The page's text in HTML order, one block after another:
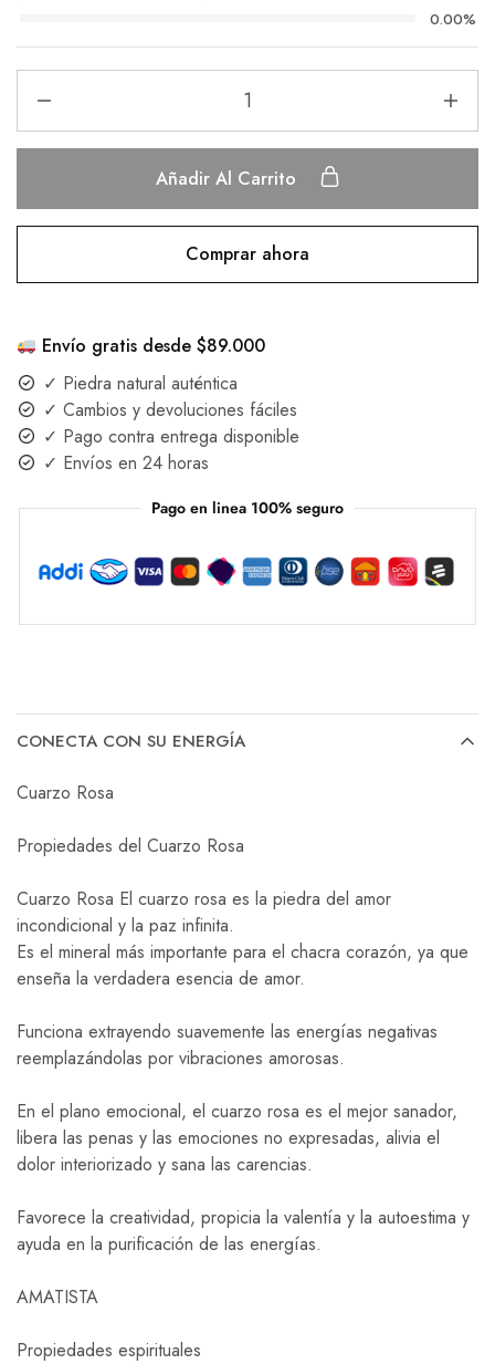
0.00%
Añadir Al Carrito
Comprar ahora
Envío gratis desde $89.000
✓ Piedra natural auténtica
✓ Cambios y devoluciones fáciles
✓ Pago contra entrega disponible
✓ Envíos en 24 horas
Pago en linea 100% seguro
CONECTA CON SU ENERGÍA
Cuarzo Rosa
Propiedades del Cuarzo Rosa
Cuarzo Rosa El cuarzo rosa es la piedra del amor
incondicional y la paz infinita.
Es el mineral más importante para el chacra corazón, ya que
enseña la verdadera esencia de amor.
Funciona extrayendo suavemente las energías negativas
reemplazándolas por vibraciones amorosas.
En el plano emocional, el cuarzo rosa es el mejor sanador,
libera las penas y las emociones no expresadas, alivia el
dolor interiorizado y sana las carencias.
Favorece la creatividad, propicia la valentía y la autoestima y
ayuda en la purificación de las energías.
AMATISTA
Propiedades espirituales